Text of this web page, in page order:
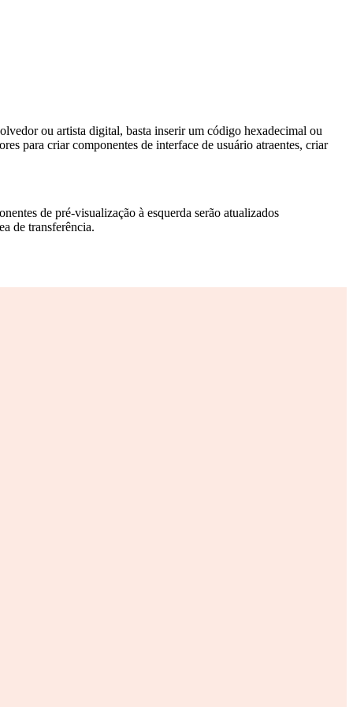
ou artista digital, basta inserir um código hexadecimal ou
para criar componentes de interface de usuário atraentes, criar
de pré-visualização à esquerda serão atualizados
de transferência.